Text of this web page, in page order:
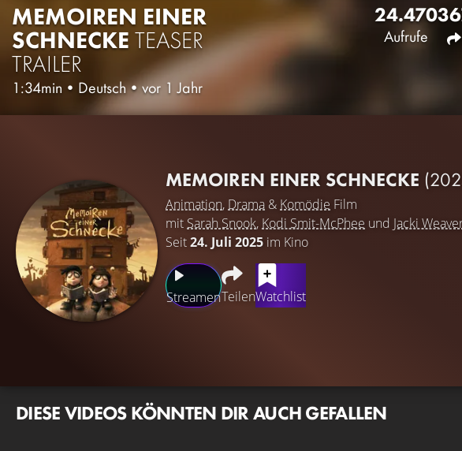
MEMOIREN EINER
SCHNECKE TEASER
TRAILER
1:34min • Deutsch•vor 1 Jahr
24.470
Aufrufe
MEMOIREN EINER SCHNECKE
Animation, Drama & Komödie Film
mit Sarah Snook, Kodi Smit-McPhee und Jacki
Seit24. Juli 2025 im Kino
StreamenTeilenWatchlist
DIESE VIDEOS KÖNNTEN DIR AUCH GEFALLEN